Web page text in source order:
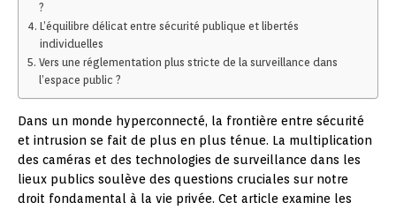
?
L’équilibre délicat entre sécurité publique et libertés
individuelles
Vers une réglementation plus stricte de la surveillance dans
l’espace public ?
Dans un monde hyperconnecté, la frontière entre sécurité
et intrusion se fait de plus en plus ténue. La multiplication
des caméras et des technologies de surveillance dans les
lieux publics soulève des questions cruciales sur notre
droit fondamental à la vie privée. Cet article examine les